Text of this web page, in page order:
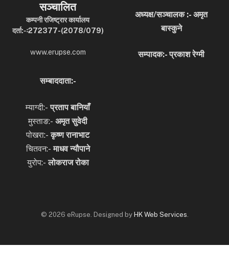
सञ्चालित
कम्पनी रजिष्ट्रार कार्यालय
दर्ता:-ः272377-(2078/079)
www.erupse.com
अध्यक्ष/सञ्चालक :- अमृत
बास्कुने
सम्पादक:- प्रकाश रेग्मी
सम्बाददाता:-
म्याग्दी:-प्रताप बानियाँ
मुस्ताङ:- अमृत सुवेदी
पोखरा:-कृष्ण रानाभाट
चितवन:-माधव न्यौपाने
युरोप:-लोकराज रोका
© 2026 eRupse. Designed by HK Web Services.